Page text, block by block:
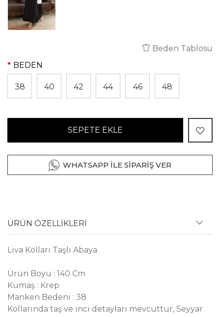
Beden Tablosu
BEDEN
38 40 42 44 46 48
SEPETE EKLE
WHATSAPP İLE SİPARİŞ VER
ÜRÜN ÖZELLİKLERİ
Liva Kolları Taşlı Abaya
Ürün Boyu : 140 Cm
Kumaş : Krep
Manken Bedeni : 38
Kollarında taş ve inci detayları mevcuttur, Seyyar